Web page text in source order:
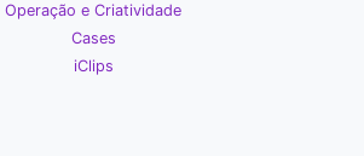
Operação e Criatividade
Cases
iClips